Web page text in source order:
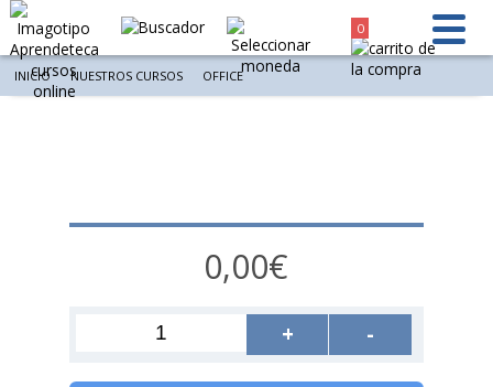
0
INICIO NUESTROS CURSOS OFFICE
0,00€
+ -